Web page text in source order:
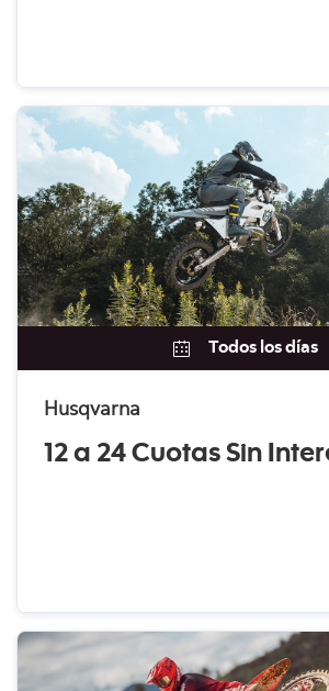
Todos los días
Husqvarna
12 a 24 Cuotas Sin